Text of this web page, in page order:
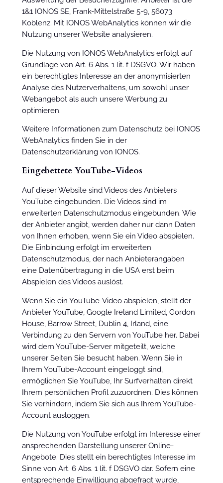
1&1 IONOS SE, Frank-Mittelstraße 5-9, 56073
Koblenz. Mit IONOS WebAnalytics können wir die
Nutzung unserer Website analysieren.
Die Nutzung von IONOS WebAnalytics erfolgt auf
Grundlage von Art. 6 Abs. 1 lit. f DSGVO. Wir haben
ein berechtigtes Interesse an der anonymisierten
Analyse des Nutzerverhaltens, um sowohl unser
Webangebot als auch unsere Werbung zu
optimieren.
Weitere Informationen zum Datenschutz bei IONOS
WebAnalytics finden Sie in der
Datenschutzerklärung von IONOS.
Eingebettete YouTube-Videos
Auf dieser Website sind Videos des Anbieters
YouTube eingebunden. Die Videos sind im
erweiterten Datenschutzmodus eingebunden. Wie
der Anbieter angibt, werden daher nur dann Daten
von Ihnen erhoben, wenn Sie ein Video abspielen.
Die Einbindung erfolgt im erweiterten
Datenschutzmodus, der nach Anbieterangaben
eine Datenübertragung in die USA erst beim
Abspielen des Videos auslöst.
Wenn Sie ein YouTube-Video abspielen, stellt der
Anbieter YouTube, Google Ireland Limited, Gordon
House, Barrow Street, Dublin 4, Irland, eine
Verbindung zu den Servern von YouTube her. Dabei
wird dem YouTube-Server mitgeteilt, welche
unserer Seiten Sie besucht haben. Wenn Sie in
Ihrem YouTube-Account eingeloggt sind,
ermöglichen Sie YouTube, Ihr Surfverhalten direkt
Ihrem persönlichen Profil zuzuordnen. Dies können
Sie verhindern, indem Sie sich aus Ihrem YouTube-
Account ausloggen.
Die Nutzung von YouTube erfolgt im Interesse einer
ansprechenden Darstellung unserer Online-
Angebote. Dies stellt ein berechtigtes Interesse im
Sinne von Art. 6 Abs. 1 lit. f DSGVO dar. Sofern eine
entsprechende Einwilligung abgefragt wurde,